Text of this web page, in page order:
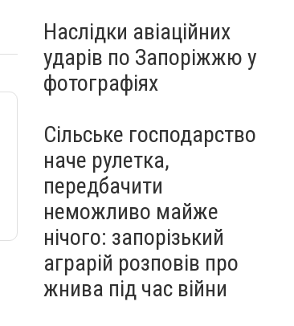
Наслідки авіаційних
ударів по Запоріжжю у
фотографіях
Сільське господарство
наче рулетка,
передбачити
неможливо майже
нічого: запорізький
аграрій розповів про
жнива під час війни